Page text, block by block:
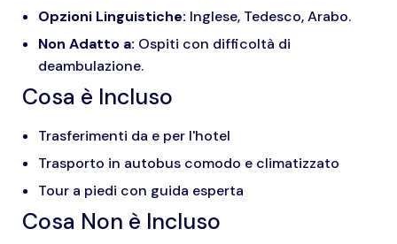
Opzioni Linguistiche: Inglese, Tedesco, Arabo.
Non Adatto a: Ospiti con difficoltà di
deambulazione.
Cosa è Incluso
Trasferimenti da e per l'hotel
Trasporto in autobus comodo e climatizzato
Tour a piedi con guida esperta
Cosa Non è Incluso